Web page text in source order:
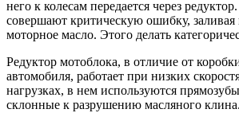
него к колесам передается через
совершают критическую ошибку, заливая
моторное масло. Этого делать
Редуктор мотоблока, в отличие от
автомобиля, работает при низких
нагрузках, в нем используются
склонные к разрушению масляного